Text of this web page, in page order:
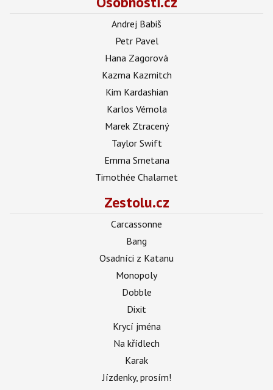
Andrej Babiš
Petr Pavel
Hana Zagorová
Kazma Kazmitch
Kim Kardashian
Karlos Vémola
Marek Ztracený
Taylor Swift
Emma Smetana
Timothée Chalamet
Zestolu.cz
Carcassonne
Bang
Osadníci z Katanu
Monopoly
Dobble
Dixit
Krycí jména
Na křídlech
Karak
Jízdenky, prosím!